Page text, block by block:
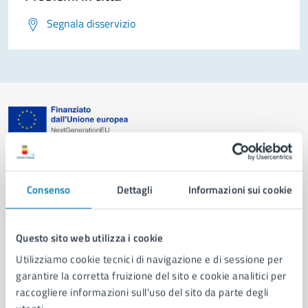
Consenso Dettagli Informazioni sui cookie
Questo sito web utilizza i cookie
Utilizziamo cookie tecnici di navigazione e di sessione per
garantire la corretta fruizione del sito e cookie analitici per
raccogliere informazioni sull'uso del sito da parte degli
Segnala disservizio
Organi di governo
Municipalità
Uffici
Enti e fondazioni
Politici